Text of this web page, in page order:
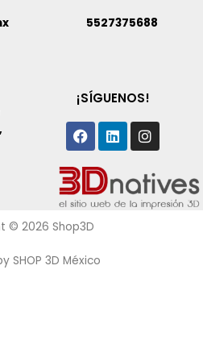
5527375688
¡SÍGUENOS!
Facebook
Linkedin
© 2026 Shop3D
SHOP 3D México